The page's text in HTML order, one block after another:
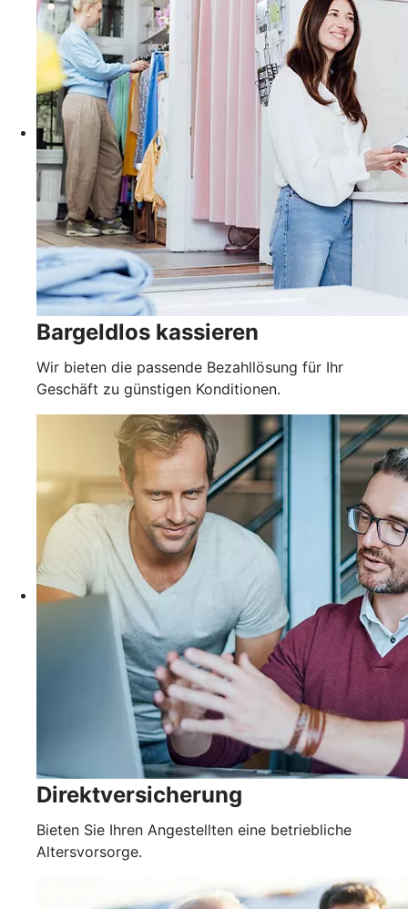
Bargeldlos kassieren
Wir bieten die passende Bezahllösung für Ihr
Geschäft zu günstigen Konditionen.
Direktversicherung
Bieten Sie Ihren Angestellten eine betriebliche
Altersvorsorge.